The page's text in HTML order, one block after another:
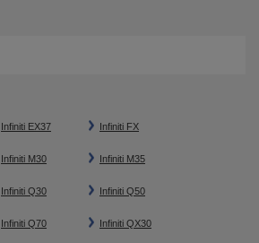
Infiniti EX37 Infiniti FX
Infiniti M30 Infiniti M35
Infiniti Q30 Infiniti Q50
Infiniti Q70 Infiniti QX30